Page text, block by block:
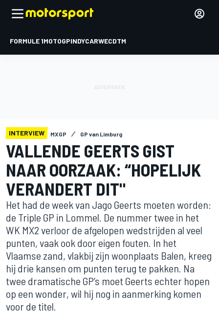
FORMULE 1MOTOGPINDYCARWECDTM
INTERVIEW MXGP GP van Limburg
VALLENDE GEERTS GIST
NAAR OORZAAK: “HOPELIJK
VERANDERT DIT"
Het had de week van Jago Geerts moeten worden:
de Triple GP in Lommel. De nummer twee in het
WK MX2 verloor de afgelopen wedstrijden al veel
punten, vaak ook door eigen fouten. In het
Vlaamse zand, vlakbij zijn woonplaats Balen, kreeg
hij drie kansen om punten terug te pakken. Na
twee dramatische GP’s moet Geerts echter hopen
op een wonder, wil hij nog in aanmerking komen
voor de titel.